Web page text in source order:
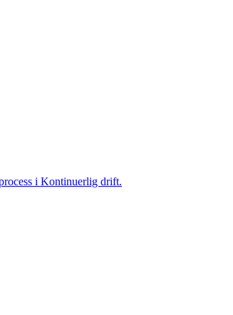
i Kontinuerlig drift.